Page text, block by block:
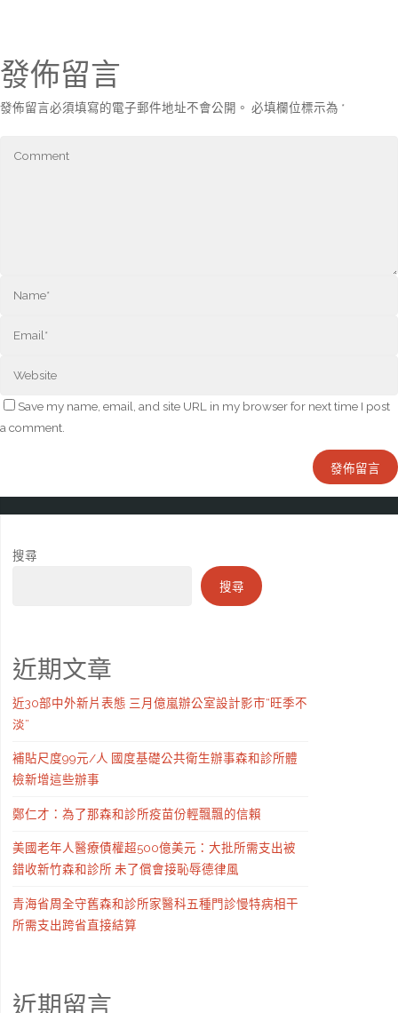
發佈留言
發佈留言必須填寫的電子郵件地址不會公開。 必填欄位標示為 *
Save my name, email, and site URL in my browser for next time I post
a comment.
搜尋
搜尋
近期文章
近30部中外新片表態 三月億嵐辦公室設計影市“旺季不
淡”
補貼尺度99元/人 國度基礎公共衛生辦事森和診所體
檢新增這些辦事
鄭仁才：為了那森和診所疫苗份輕飄飄的信賴
美國老年人醫療債權超500億美元：大批所需支出被
錯收新竹森和診所 未了償會接恥辱德律風
青海省周全守舊森和診所家醫科五種門診慢特病相干
所需支出跨省直接結算
近期留言